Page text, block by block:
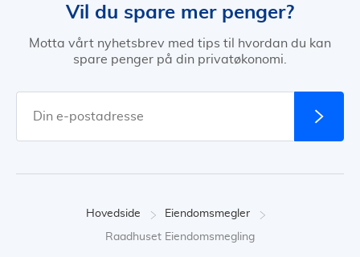
Vil du spare mer penger?
Motta vårt nyhetsbrev med tips til hvordan du kan
spare penger på din privatøkonomi.
Hovedside Eiendomsmegler
Raadhuset Eiendomsmegling